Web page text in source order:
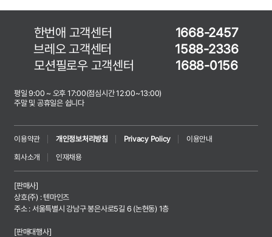
한번애 고객센터
1668-2457
브레오 고객센터
1588-2336
모션필로우 고객센터
1688-0156
평일 9:00 ~ 오후 17:00(점심시간 12:00~13:00)
주말 및 공휴일은 쉽니다
이용약관 개인정보처리방침 Privacy Policy
이용안내
회사소개
인재채용
[판매사]
상호(주) : 텐마인즈
주소 : 서울특별시 강남구 봉은사로5길 6 (논현동) 1층
[판매대행사]